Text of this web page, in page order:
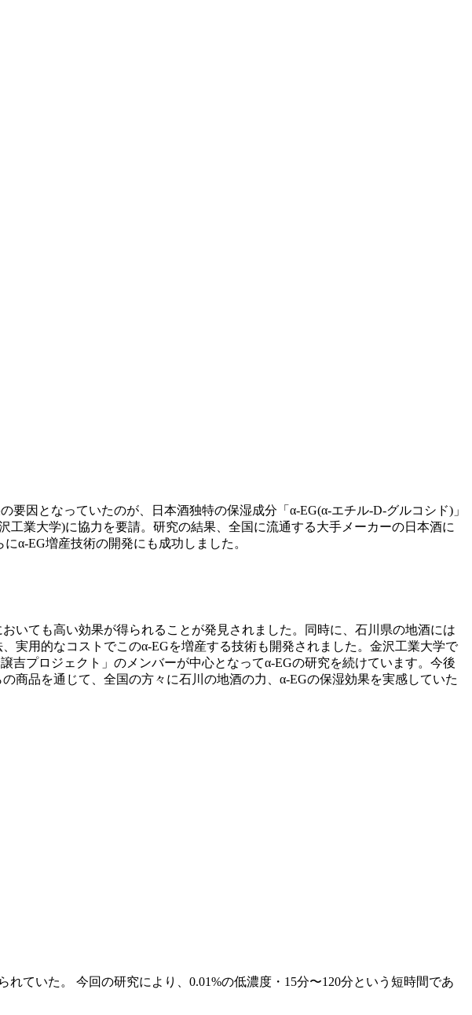
因となっていたのが、日本酒独特の保湿成分「α-EG(α-エチル-D-グルコシド)」
業大学)に協力を要請。研究の結果、全国に流通する大手メーカーの日本酒に
α-EG増産技術の開発にも成功しました。
いても高い効果が得られることが発見されました。同時に、石川県の地酒には
実用的なコストでこのα-EGを増産する技術も開発されました。金沢工業大学で
プロジェクト」のメンバーが中心となってα-EGの研究を続けています。今後
商品を通じて、全国の方々に石川の地酒の力、α-EGの保湿効果を実感していた
ていた。 今回の研究により、0.01%の低濃度・15分〜120分という短時間であ